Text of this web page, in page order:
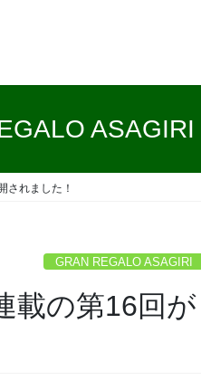
ASAGIRI
されました！
GRAN REGALO ASAGIRI
載の第16回が